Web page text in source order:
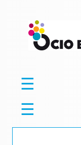
☰
☰